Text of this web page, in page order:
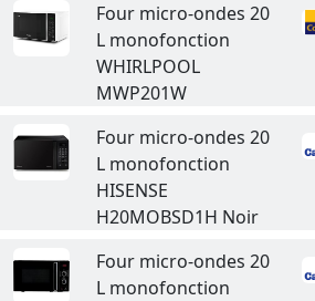
Four micro-ondes 20
L monofonction
WHIRLPOOL
MWP201W
Four micro-ondes 20
L monofonction
HISENSE
H20MOBSD1H Noir
Four micro-ondes 20
L monofonction